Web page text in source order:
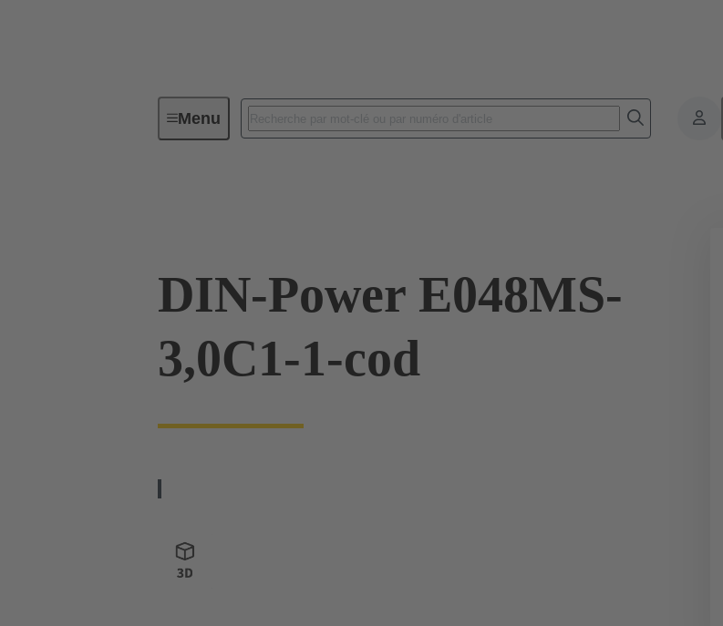
MenuConnectivité d'Equipements Connecteurs carte à carte
DIN-Power E048MS-
3,0C1-1-cod